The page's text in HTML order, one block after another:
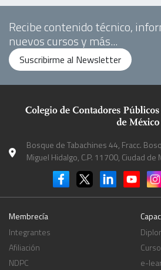
Recibe contenido técnico,
nuevos cursos y más...
Suscribirme al Newsletter
Bosque de Tabachines 44, Fracc.
Miguel Hidalgo, C.P. 11700, Ciudad de
Membrecía
Integrantes
Afiliación
NDPC
e-